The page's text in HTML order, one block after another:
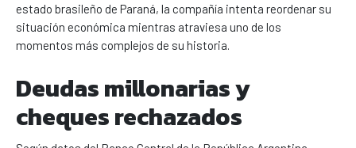
estado brasileño de Paraná, la compañía intenta reordenar su
situación económica mientras atraviesa uno de los
momentos más complejos de su historia.
Deudas millonarias y
cheques rechazados